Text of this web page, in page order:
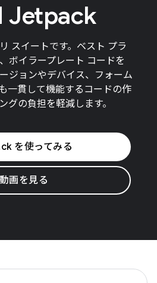
Jetpack
スイートです。ベスト プラ
ボイラープレート コードを
ジョンやデバイス、フォーム
一貫して機能するコードの作
グの負担を軽減します。
を使ってみる
動画を見る